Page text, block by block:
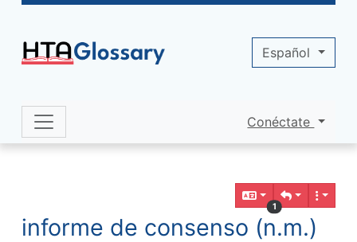
Navigation and related functionality
1
informe de consenso (n.m.)
Site identity, navigation, etc.
Conéctate
Español